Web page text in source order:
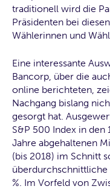
traditionell wird die
Präsidenten bei
Wählerinnen und
Eine interessante
Bancorp, über die
online berichteten,
Nachgang bislang
gesorgt hat.
S&P 500 Index in den
Jahre abgehaltenen
(bis 2018) im Schnitt
%. Im Vorfeld von